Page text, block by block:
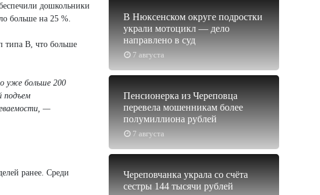
дошкольники
больше на 25 %.
типа В, что больше
уже больше 200
подъем
—
ранее. Среди
7 августа
В Нюксенском округе подростки
украли мотоцикл — дело
направлено в суд
7 августа
Пенсионерка из Череповца
перевела мошенникам более
полумиллиона рублей
Череповчанка украла со счёта
сестры 144 тысячи рублей